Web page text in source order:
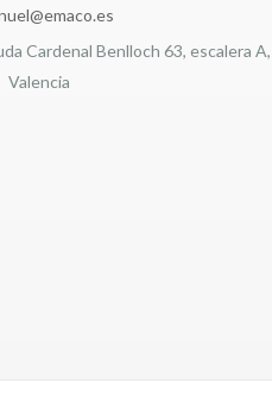
Cardenal Benlloch 63, escalera
Valencia